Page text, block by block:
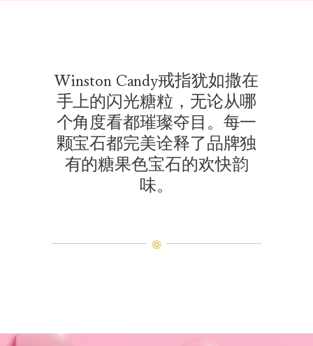
Winston Candy戒指犹如撒在
手上的闪光糖粒，无论从哪
个角度看都璀璨夺目。每一
颗宝石都完美诠释了品牌独
有的糖果色宝石的欢快韵
味。